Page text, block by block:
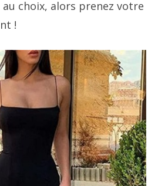
choix, alors prenez votre
!